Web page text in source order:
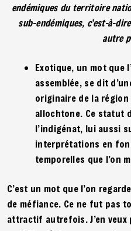
endémiques du territoire
sub-endémiques, c’est-à-
autre
Exotique, un mot que
assemblée, se dit
originaire de la
allochtone. Ce statut
l’indigénat, lui aussi
interprétations en
temporelles que l’on
C’est un mot que l’on
de méfiance. Ce ne fut pas
attractif autrefois. J’en